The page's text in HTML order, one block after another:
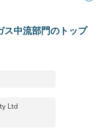
ス中流部門のトップ
Ltd